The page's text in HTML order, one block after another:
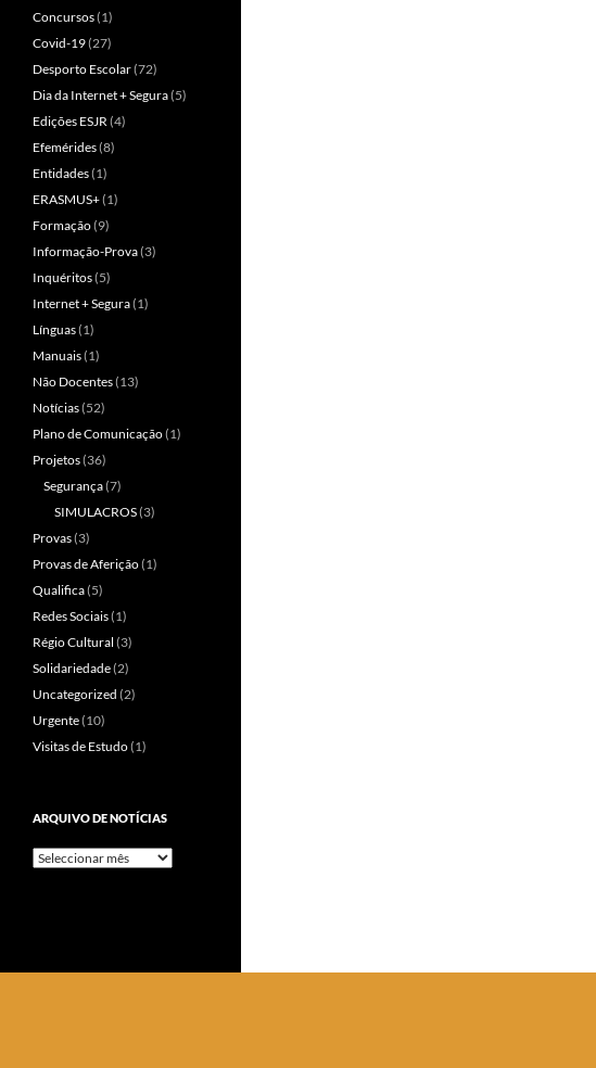
Concursos(1)
Covid-19(27)
Desporto Escolar(72)
Dia da Internet + Segura(5)
Edições ESJR (4)
Efemérides(8)
Entidades(1)
ERASMUS+(1)
Formação(9)
Informação-Prova(3)
Inquéritos(5)
Internet + Segura(1)
Línguas(1)
Manuais(1)
Não Docentes(13)
Notícias(52)
Plano de Comunicação(1)
Projetos(36)
Segurança(7)
SIMULACROS(3)
Provas(3)
Provas de Aferição(1)
Qualifica(5)
Redes Sociais(1)
Régio Cultural (3)
Solidariedade(2)
Uncategorized (2)
Urgente(10)
Visitas de Estudo(1)
ARQUIVO DE NOTÍCIAS
Arquivo